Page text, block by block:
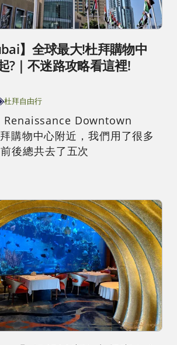
】全球最大!杜拜購物中
?｜不迷路攻略看這裡!
杜拜自由行
Renaissance Downtown
購物中心附近，我們用了很多
後總共去了五次